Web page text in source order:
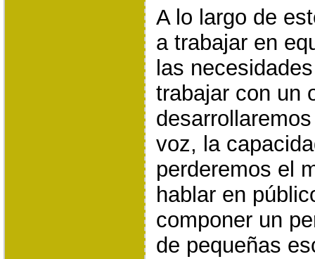
A lo largo de
a trabajar en
las
trabajar con un
voz, la
perderemos el
hablar en
componer un
de pequeñas